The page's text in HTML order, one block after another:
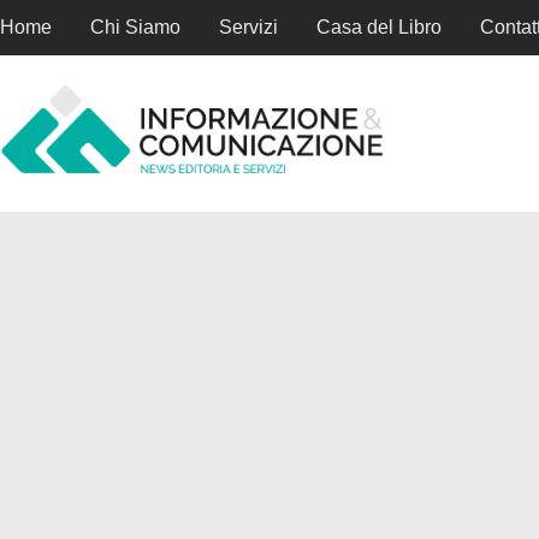
Home Chi Siamo Servizi Casa del Libro